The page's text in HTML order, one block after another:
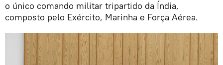
o único comando militar tripartido da Índia,
composto pelo Exército, Marinha e Força Aérea.